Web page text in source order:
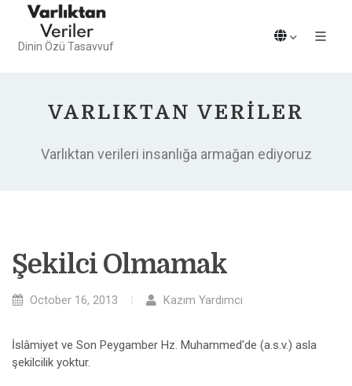
Dinin Özü Tasavvuf
VARLIKTAN VERILER
Varlıktan verileri insanlığa armağan ediyoruz
Şekilci Olmamak
October 16, 2013 Kazım Yardımcı
İslâmiyet ve Son Peygamber Hz. Muhammed'de (a.s.v.) asla
şekilcilik yoktur.